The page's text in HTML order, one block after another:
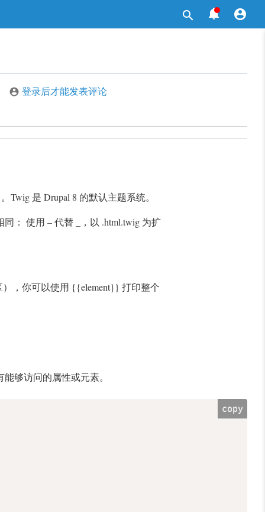



 登录后才能发表评论
Twig 是 Drupal 8 的默认主题系统。
： 使用 – 代替 _，以 .html.twig 为扩
），你可以使用 {{element}} 打印整个
够访问的属性或元素。
copy